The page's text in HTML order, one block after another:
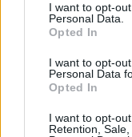
I want to opt-
Personal Data.
Opted In
I want to opt-
Personal Data
Opted In
I want to opt-
Retention,